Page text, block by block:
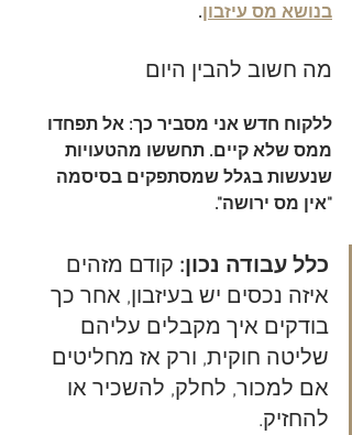
בנושא מס עיזבון.
מה חשוב להבין היום
ללקוח חדש אני מסביר כך: אל תפחדו
ממס שלא קיים. תחששו מהטעויות
שנעשות בגלל שמסתפקים בסיסמה
"אין מס ירושה".
כלל עבודה נכון: קודם מזהים
איזה נכסים יש בעיזבון, אחר כך
בודקים איך מקבלים עליהם
שליטה חוקית, ורק אז מחליטים
אם למכור, לחלק, להשכיר או
להחזיק.